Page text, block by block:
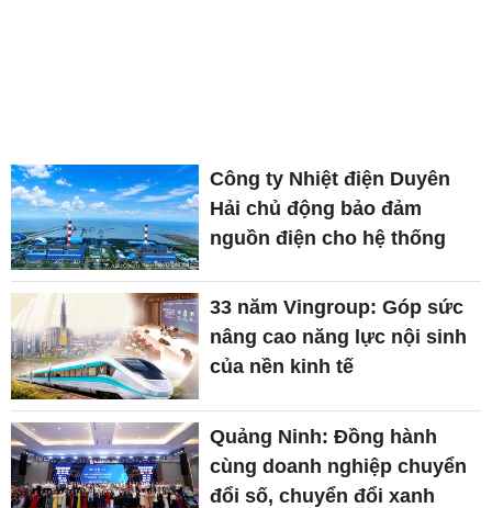
Công ty Nhiệt điện Duyên
Hải chủ động bảo đảm
nguồn điện cho hệ thống
33 năm Vingroup: Góp sức
nâng cao năng lực nội sinh
của nền kinh tế
Quảng Ninh: Đồng hành
cùng doanh nghiệp chuyển
đổi số, chuyển đổi xanh